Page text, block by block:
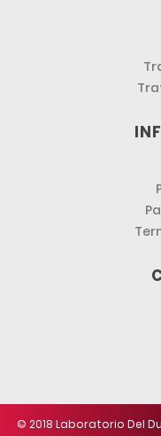
© 2018 Laboratorio Del